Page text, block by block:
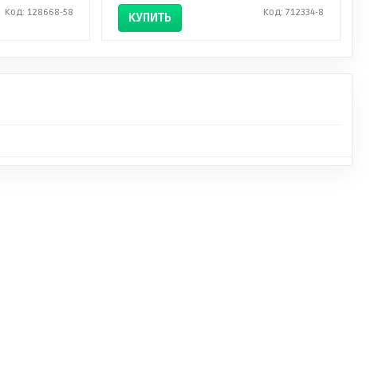
Код: 128668-58 КУПИТЬ Код: 712334-8